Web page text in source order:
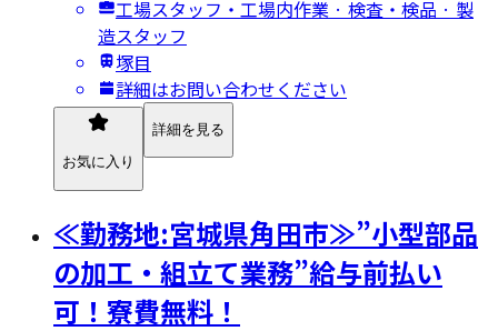
工場スタッフ・工場内作業 · 検査・検品 · 製
造スタッフ
塚目
詳細はお問い合わせください
お気に入り
詳細を見る
≪勤務地:宮城県角田市≫”小型部品
の加工・組立て業務”給与前払い
可！寮費無料！